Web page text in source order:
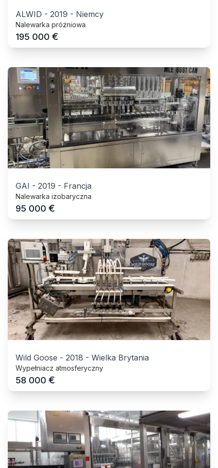
ALWID - 2019 - Niemcy
Nalewarka próżniowa
195 000 €
GAI - 2019 - Francja
Nalewarka izobaryczna
95 000 €
Wild Goose - 2018 - Wielka Brytania
Wypełniacz atmosferyczny
58 000 €